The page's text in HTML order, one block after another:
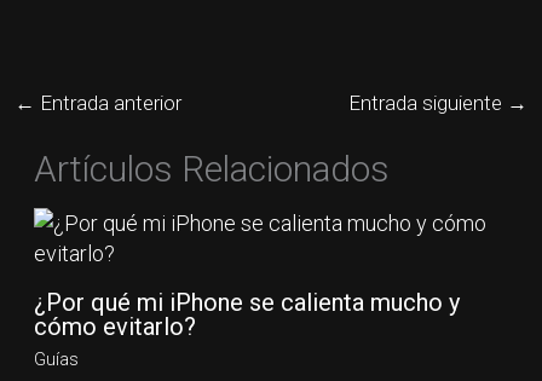
← Entrada anterior Entrada siguiente →
Artículos Relacionados
¿Por qué mi iPhone se calienta mucho y
cómo evitarlo?
Guías